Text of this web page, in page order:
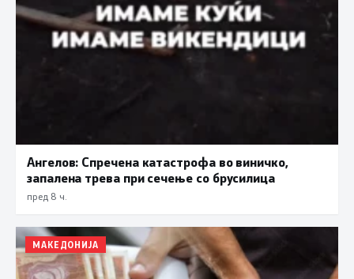
Ангелов: Спречена катастрофа во виничко,
запалена трева при сечење со брусилица
пред 8 ч.
МАКЕДОНИЈА